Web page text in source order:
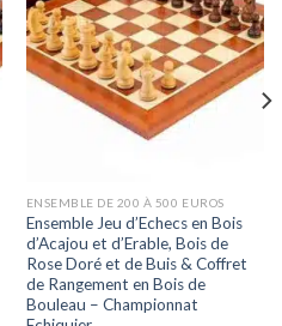
ENSEMBLE DE 200 À 500 EUROS
Ensemble Jeu d’Echecs en Bois
d’Acajou et d’Erable, Bois de
Rose Doré et de Buis & Coffret
de Rangement en Bois de
Bouleau – Championnat